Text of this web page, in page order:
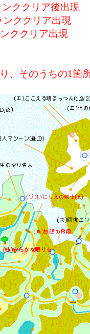
クリア後出現
クリア出現
クリア出現
そのうちの1箇